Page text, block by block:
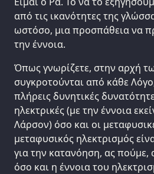
από τις ικανότητες της
ωστόσο, μια προσπάθεια να
την έννοια.
Όπως γνωρίζετε, στην αρχή
συγκροτούνται από κάθε
πλήρεις δυνητικές
ηλεκτρικές (με την έννοια
Λάρσον) όσο και οι
μεταφυσικός ηλεκτρισμός
για την κατανόηση, ας
όσο και η έννοια του